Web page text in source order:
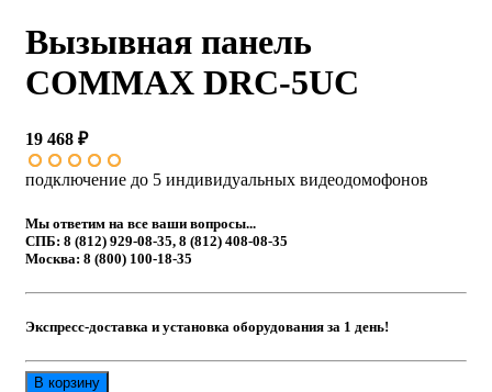
Вызывная панель
COMMAX DRC-5UC
19 468 ₽
подключение до 5 индивидуальных видеодомофонов
Мы ответим на все ваши вопросы...
СПБ: 8 (812) 929-08-35, 8 (812) 408-08-35
Москва: 8 (800) 100-18-35
Экспресс-доставка и установка оборудования за 1 день!